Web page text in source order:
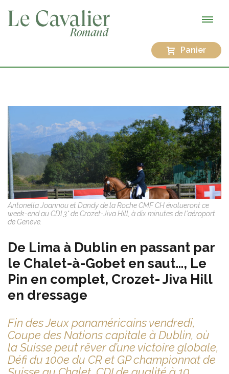
Panier
Antonella Joannou et Dandy de la Roche CMF CH évolueront ce
week-end au CDI 3* de Crozet-Jiva Hill, à dix minutes de l'aéroport
de Genève.
De Lima à Dublin en passant par
le Chalet-à-Gobet en saut…, Le
Pin en complet, Crozet- Jiva Hill
en dressage
Fin des Jeux panaméricains vendredi,
Coupe des Nations capitale à Dublin, où
la Suisse peut rêver d’une victoire globale,
Défi du 100e du CR et GP championnat de